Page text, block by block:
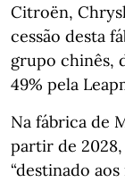
Citroën,
cessão desta
grupo chinês,
49% pela
Na fábrica de
partir de
“destinado